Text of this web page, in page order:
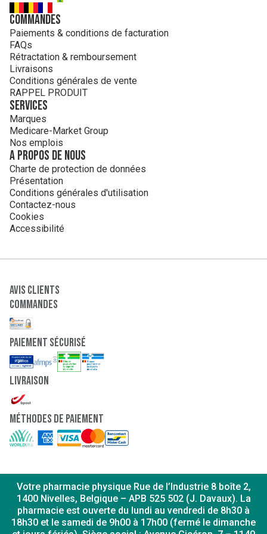
Commandes
Paiements & conditions de facturation
FAQs
Rétractation & remboursement
Livraisons
Conditions générales de vente
RAPPEL PRODUIT
Services
Marques
Medicare-Market Group
Nos emplois
A propos de nous
Charte de protection de données
Présentation
Conditions générales d'utilisation
Contactez-nous
Cookies
Accessibilité
Avis clients
Commandes
paiement sécurisé
Livraison
Méthodes de paiement
Votre pharmacie physique Rue de l’Industrie 8 boîte 2,
1400 Nivelles, Belgique – APB 525 502 (J. Davaux). La
pharmacie est ouverte du lundi au vendredi de 8h30 à
18h30 et le samedi de 9h00 à 17h00 (fermé le dimanche